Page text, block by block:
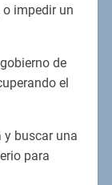
o impedir un
de
el
y buscar una
para